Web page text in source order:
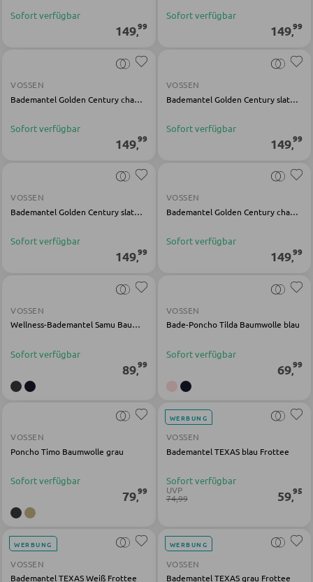
Vitrinen
WOHNWÄNDE
Anbauwände
TV-MÖBEL
WOHNZIMMERTISCHE
SESSEL
Relaxsessel
Fernsehsessel
HOCKER
Sitzhocker
AUSSENBELEUCHTUNG
Außenleuchten
LEUCHTENSERIEN
Sofort verfügbar
149,99
Sofort verfügbar
149,99
VOSSEN
Bademantel Golden Century chamois Webfrottier
Sofort verfügbar
149,99
VOSSEN
Bademantel Golden Century slate grey Webfrottier
Sofort verfügbar
149,99
VOSSEN
Bademantel Golden Century slate grey Webfrottier
Sofort verfügbar
149,99
VOSSEN
Bademantel Golden Century chamois Webfrottier
Sofort verfügbar
149,99
VOSSEN
Wellness-Bademantel Samu Baumwolle grau
Sofort verfügbar
89,99
VOSSEN
Bade-Poncho Tilda Baumwolle blau
Sofort verfügbar
69,99
VOSSEN
Poncho Timo Baumwolle grau
Sofort verfügbar
79,99
WERBUNG
VOSSEN
Bademantel TEXAS blau Frottee
Sofort verfügbar
UVP
74,99 59,95
WERBUNG
VOSSEN
Bademantel TEXAS Weiß Frottee
WERBUNG
VOSSEN
Bademantel TEXAS grau Frottee